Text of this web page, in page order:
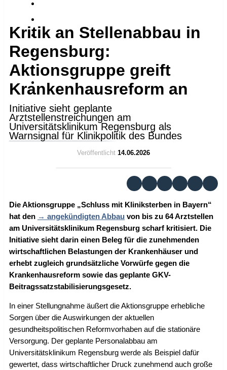
Kritik an Stellenabbau in
Regensburg:
Aktionsgruppe greift
Krankenhausreform an
Initiative sieht geplante
Arztstellenstreichungen am
Universitätsklinikum Regensburg als
Warnsignal für Klinikpolitik des Bundes
Veröffentlicht 14.06.2026
Die Aktionsgruppe „Schluss mit Kliniksterben in Bayern“
hat den
angekündigten Abbau von bis zu 64 Arztstellen
am Universitätsklinikum Regensburg scharf kritisiert. Die
Initiative sieht darin einen Beleg für die zunehmenden
wirtschaftlichen Belastungen der Krankenhäuser und
erhebt zugleich grundsätzliche Vorwürfe gegen die
Krankenhausreform sowie das geplante GKV-
Beitragssatzstabilisierungsgesetz.
In einer Stellungnahme äußert die Aktionsgruppe erhebliche
Sorgen über die Auswirkungen der aktuellen
gesundheitspolitischen Reformvorhaben auf die stationäre
Versorgung. Der geplante Personalabbau am
Universitätsklinikum Regensburg werde als Beispiel dafür
gewertet, dass wirtschaftlicher Druck zunehmend auch große